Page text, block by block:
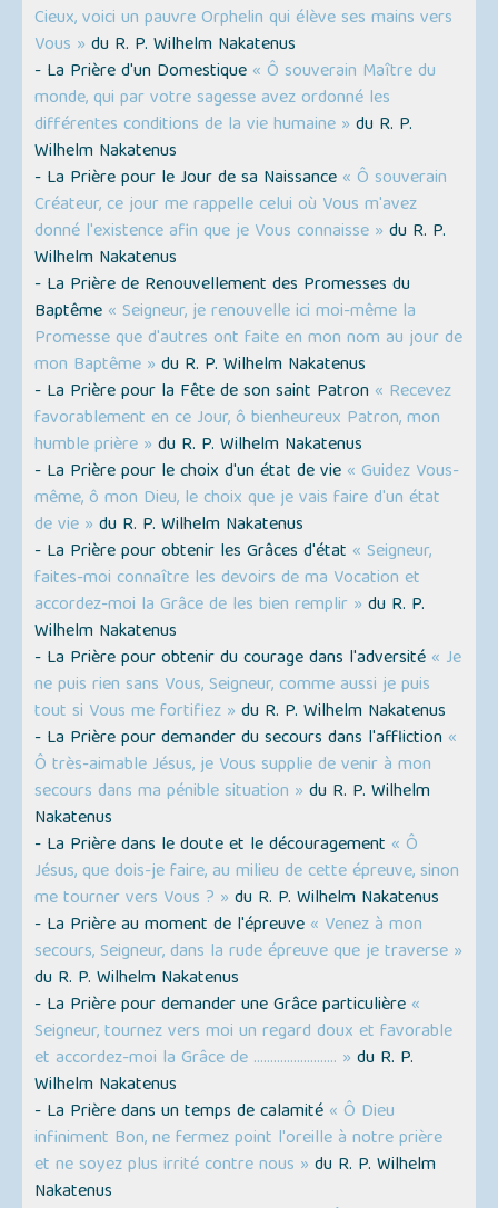
Cieux, voici un pauvre Orphelin qui élève ses mains vers
Vous » du R. P. Wilhelm Nakatenus
- La Prière d'un Domestique « Ô souverain Maître du
monde, qui par votre sagesse avez ordonné les
différentes conditions de la vie humaine » du R. P.
Wilhelm Nakatenus
- La Prière pour le Jour de sa Naissance « Ô souverain
Créateur, ce jour me rappelle celui où Vous m'avez
donné l'existence afin que je Vous connaisse » du R. P.
Wilhelm Nakatenus
- La Prière de Renouvellement des Promesses du
Baptême « Seigneur, je renouvelle ici moi-même la
Promesse que d'autres ont faite en mon nom au jour de
mon Baptême » du R. P. Wilhelm Nakatenus
- La Prière pour la Fête de son saint Patron « Recevez
favorablement en ce Jour, ô bienheureux Patron, mon
humble prière » du R. P. Wilhelm Nakatenus
- La Prière pour le choix d'un état de vie « Guidez Vous-
même, ô mon Dieu, le choix que je vais faire d'un état
de vie » du R. P. Wilhelm Nakatenus
- La Prière pour obtenir les Grâces d'état « Seigneur,
faites-moi connaître les devoirs de ma Vocation et
accordez-moi la Grâce de les bien remplir » du R. P.
Wilhelm Nakatenus
- La Prière pour obtenir du courage dans l'adversité « Je
ne puis rien sans Vous, Seigneur, comme aussi je puis
tout si Vous me fortifiez » du R. P. Wilhelm Nakatenus
- La Prière pour demander du secours dans l'affliction «
Ô très-aimable Jésus, je Vous supplie de venir à mon
secours dans ma pénible situation » du R. P. Wilhelm
Nakatenus
- La Prière dans le doute et le découragement « Ô
Jésus, que dois-je faire, au milieu de cette épreuve, sinon
me tourner vers Vous ? » du R. P. Wilhelm Nakatenus
- La Prière au moment de l'épreuve « Venez à mon
secours, Seigneur, dans la rude épreuve que je traverse »
du R. P. Wilhelm Nakatenus
- La Prière pour demander une Grâce particulière «
Seigneur, tournez vers moi un regard doux et favorable
et accordez-moi la Grâce de ......................... » du R. P.
Wilhelm Nakatenus
- La Prière dans un temps de calamité « Ô Dieu
infiniment Bon, ne fermez point l'oreille à notre prière
et ne soyez plus irrité contre nous » du R. P. Wilhelm
Nakatenus